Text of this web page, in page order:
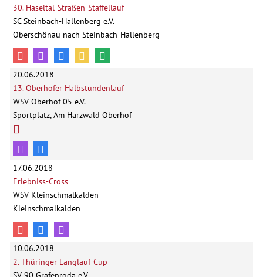
30. Haseltal-Straßen-Staffellauf
SC Steinbach-Hallenberg e.V.
Oberschönau nach Steinbach-Hallenberg
20.06.2018
13. Oberhofer Halbstundenlauf
WSV Oberhof 05 e.V.
Sportplatz, Am Harzwald Oberhof
17.06.2018
Erlebniss-Cross
WSV Kleinschmalkalden
Kleinschmalkalden
10.06.2018
2. Thüringer Langlauf-Cup